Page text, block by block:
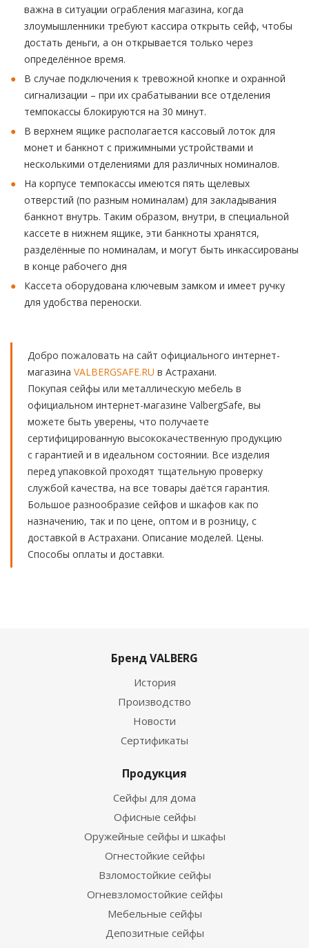
важна в ситуации ограбления магазина, когда
злоумышленники требуют кассира открыть сейф, чтобы
достать деньги, а он открывается только через
определённое время.
В случае подключения к тревожной кнопке и охранной
сигнализации – при их срабатывании все отделения
темпокассы блокируются на 30 минут.
В верхнем ящике располагается кассовый лоток для
монет и банкнот с прижимными устройствами и
несколькими отделениями для различных номиналов.
На корпусе темпокассы имеются пять щелевых
отверстий (по разным номиналам) для закладывания
банкнот внутрь. Таким образом, внутри, в специальной
кассете в нижнем ящике, эти банкноты хранятся,
разделённые по номиналам, и могут быть инкассированы
в конце рабочего дня
Кассета оборудована ключевым замком и имеет ручку
для удобства переноски.
Добро пожаловать на сайт официального интернет-
магазина VALBERGSAFE.RU в Астрахани.
Покупая сейфы или металлическую мебель в
официальном интернет-магазине ValbergSafe, вы
можете быть уверены, что получаете
сертифицированную высококачественную продукцию
с гарантией и в идеальном состоянии. Все изделия
перед упаковкой проходят тщательную проверку
службой качества, на все товары даётся гарантия.
Большое разнообразие сейфов и шкафов как по
назначению, так и по цене, оптом и в розницу, с
доставкой в Астрахани. Описание моделей. Цены.
Способы оплаты и доставки.
Бренд VALBERG
История
Производство
Новости
Сертификаты
Продукция
Сейфы для дома
Офисные сейфы
Оружейные сейфы и шкафы
Огнестойкие сейфы
Взломостойкие сейфы
Огневзломостойкие сейфы
Мебельные сейфы
Депозитные сейфы